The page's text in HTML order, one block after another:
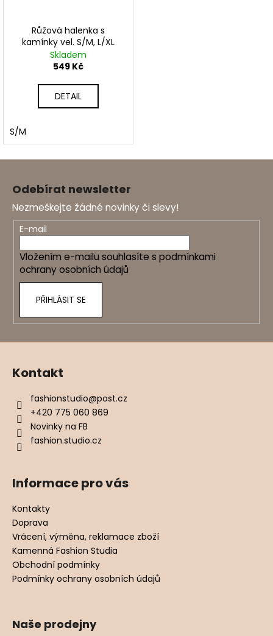
Růžová halenka s
kamínky vel. S/M, L/XL
Skladem
549 Kč
DETAIL
S/M
Z
Odebírat newsletter
Nezmeškejte žádné novinky či slevy!
E-mail
Vložením e-mailu souhlasíte s podmínkami
ochrany osobních údajů
PŘIHLÁSIT SE
Kontakt
fashionstudio@post.cz
+420 775 060 869
Novinky na FB
fashion.studio.cz
Informace pro vás
Kontakty
Doprava
Vrácení, výměna, reklamace zboží
Kamenná Fashion Studia
Obchodní podmínky
Podmínky ochrany osobních údajů
Naše prodejny